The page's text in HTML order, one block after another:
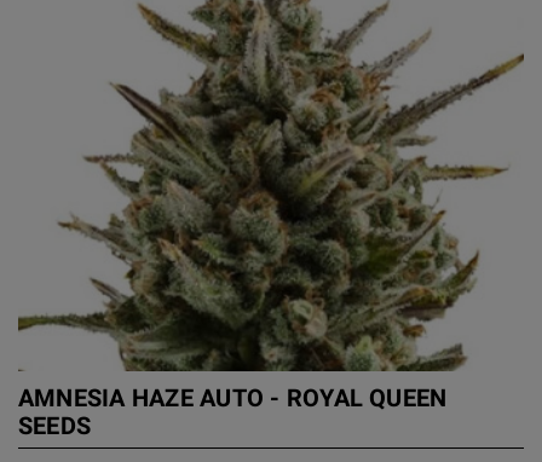
AMNESIA HAZE AUTO - ROYAL QUEEN
SEEDS